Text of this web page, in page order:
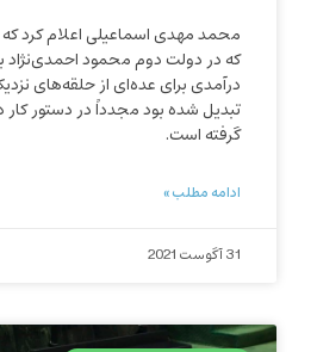
محمد مهدی اسماعیلی اعلام کرد
که در دولت دوم محمود
درآمدی برای عده‌ای از حلقه‌های
تبدیل شده بود مجدداً در دستور
گرفته است.
ادامه مطلب »
31 آگوست 2021